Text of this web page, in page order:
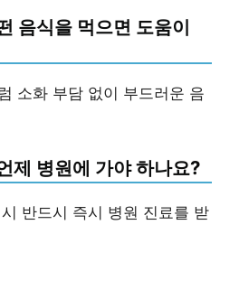
음식을 먹으면 도움이
소화 부담 없이 부드러운 음
제 병원에 가야 하나요?
시 반드시 즉시 병원 진료를 받